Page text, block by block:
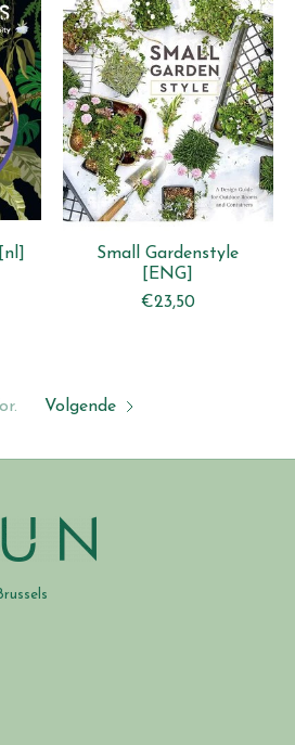
Small Gardenstyle
[ENG]
€23,50
Volgende